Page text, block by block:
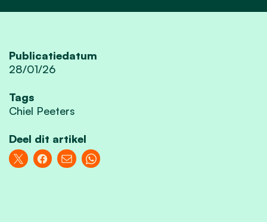
Publicatiedatum
28/01/26
Tags
Chiel Peeters
Deel dit artikel